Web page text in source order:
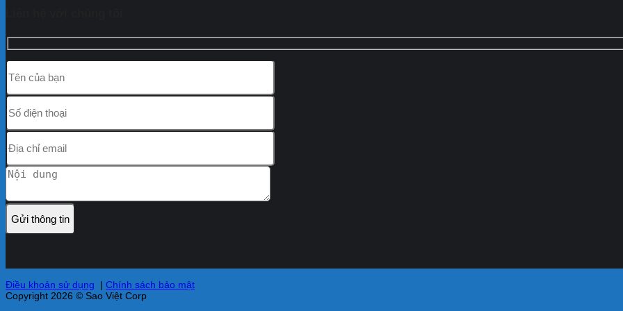
Điều khoản sử dụng | Chính sách bảo mật
Copyright 2026 © Sao Việt Corp